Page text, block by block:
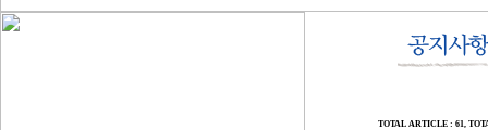
TOTAL ARTICLE : 61,